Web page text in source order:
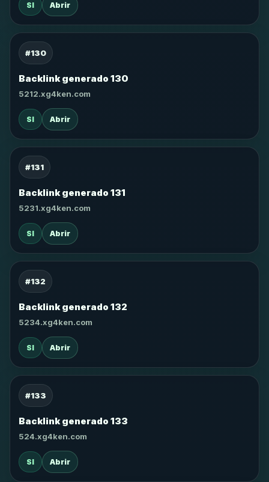
SI Abrir
#130
Backlink generado 130
5212.xg4ken.com
SI Abrir
#131
Backlink generado 131
5231.xg4ken.com
SI Abrir
#132
Backlink generado 132
5234.xg4ken.com
SI Abrir
#133
Backlink generado 133
524.xg4ken.com
SI Abrir